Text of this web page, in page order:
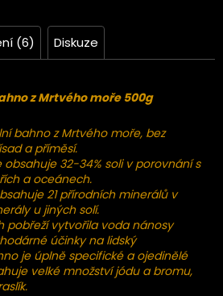
(6) Diskuze
z Mrtvého moře 500g
bahno z Mrtvého moře, bez
a příměsí.
obsahuje 32-34% soli v porovnání s
a oceánech.
21 přírodních minerálů v
u jiných solí.
pobřeží vytvořila voda nánosy
účinky na lidský
je úplně specifické a ojedinělé
velké množství jódu a bromu,